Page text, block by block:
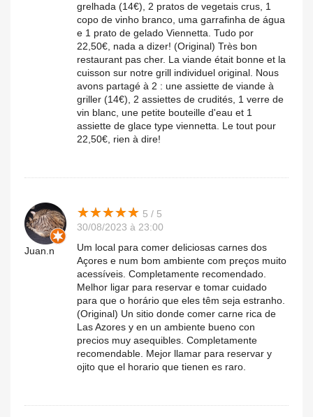
grelhada (14€), 2 pratos de vegetais crus, 1
copo de vinho branco, uma garrafinha de água
e 1 prato de gelado Viennetta. Tudo por
22,50€, nada a dizer! (Original) Très bon
restaurant pas cher. La viande était bonne et la
cuisson sur notre grill individuel original. Nous
avons partagé à 2 : une assiette de viande à
griller (14€), 2 assiettes de crudités, 1 verre de
vin blanc, une petite bouteille d'eau et 1
assiette de glace type viennetta. Le tout pour
22,50€, rien à dire!
Juan.n
★★★★★
★★★★★ 5 / 5
30/08/2023 à 23:00
Um local para comer deliciosas carnes dos
Açores e num bom ambiente com preços muito
acessíveis. Completamente recomendado.
Melhor ligar para reservar e tomar cuidado
para que o horário que eles têm seja estranho.
(Original) Un sitio donde comer carne rica de
Las Azores y en un ambiente bueno con
precios muy asequibles. Completamente
recomendable. Mejor llamar para reservar y
ojito que el horario que tienen es raro.